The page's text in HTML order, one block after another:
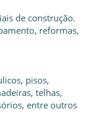
de construção.
reformas,
pisos,
telhas,
entre outros